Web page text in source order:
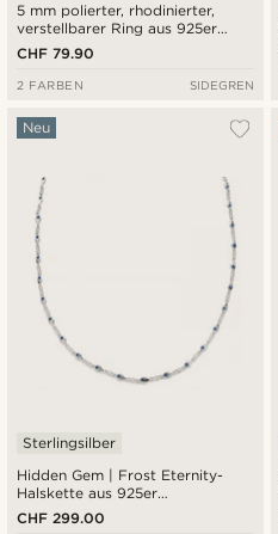
5 mm polierter, rhodinierter,
verstellbarer Ring aus 925er
Sterlingsilber
CHF 79.90
2 FARBEN SIDEGREN
Hidden Gem | Frost Eternity-
Halskette aus 925er
Sterlingsilber
Neu
Sterlingsilber
CHF 299.00